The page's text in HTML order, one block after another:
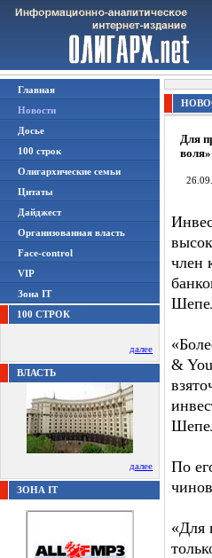
Главная
Новости
Досье
100 строк
Олигархические семьи
Цитаты
Дайджест
Организованная власть
Face-control
VIP
Зона IT
100 СТРОК
далее
ВЛАСТЬ
далее
ЗОНА IT
Для
член
&
По
«Для